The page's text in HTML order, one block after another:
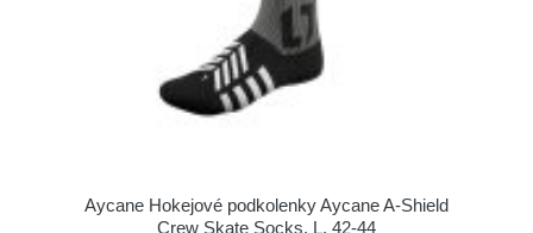
Aycane Hokejové podkolenky Aycane A-Shield
Crew Skate Socks, L, 42-44